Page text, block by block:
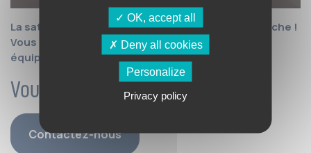
La satisfaction client est au cœur de notre démarche !
Vous souhaitez optimiser votre logistique ? Nos
équipes sont là pour vous conseiller !
Vous désirez en savoir plus ?
Contactez-nous
OK, accept all
Deny all cookies
Personalize
Privacy policy